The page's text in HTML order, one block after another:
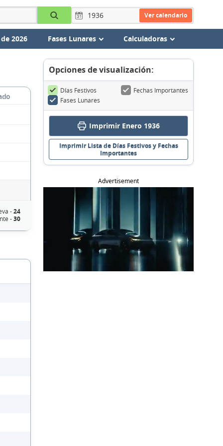
Ver calendario
2026 Fases Lunares Calculadoras
-24
-30
Opciones de visualización:
Días Festivos
Fechas Importantes
Fases Lunares
Imprimir Enero 1936
Imprimir Lista de Días Festivos y Fechas
Importantes
Advertisement